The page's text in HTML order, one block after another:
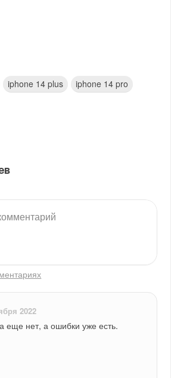
iphone 14 plus
iphone 14 pro
2022
еще нет, а ошибки уже есть.